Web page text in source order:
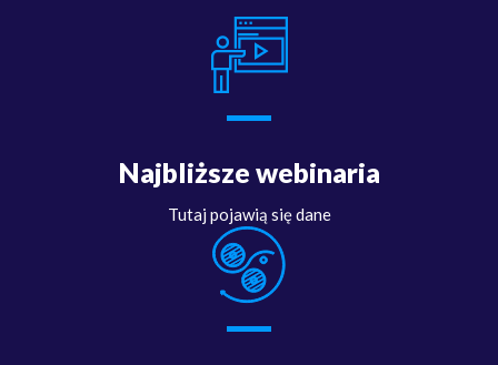
Najbliższe webinaria
Tutaj pojawią się dane